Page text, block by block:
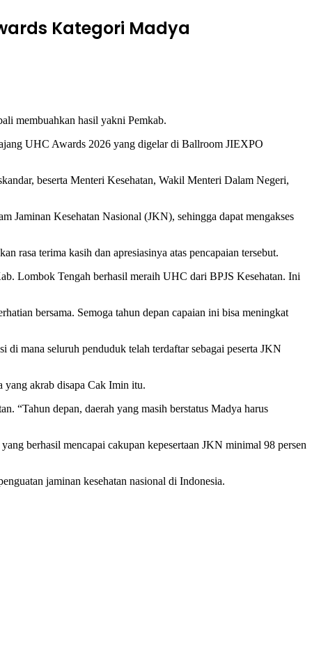
Kategori Madya
membuahkan hasil yakni Pemkab.
UHC Awards 2026 yang digelar di Ballroom JIEXPO
beserta Menteri Kesehatan, Wakil Menteri Dalam Negeri,
Jaminan Kesehatan Nasional (JKN), sehingga dapat mengakses
rasa terima kasih dan apresiasinya atas pencapaian tersebut.
Lombok Tengah berhasil meraih UHC dari BPJS Kesehatan. Ini
bersama. Semoga tahun depan capaian ini bisa meningkat
mana seluruh penduduk telah terdaftar sebagai peserta JKN
yang akrab disapa Cak Imin itu.
“Tahun depan, daerah yang masih berstatus Madya harus
berhasil mencapai cakupan kepesertaan JKN minimal 98 persen
jaminan kesehatan nasional di Indonesia.